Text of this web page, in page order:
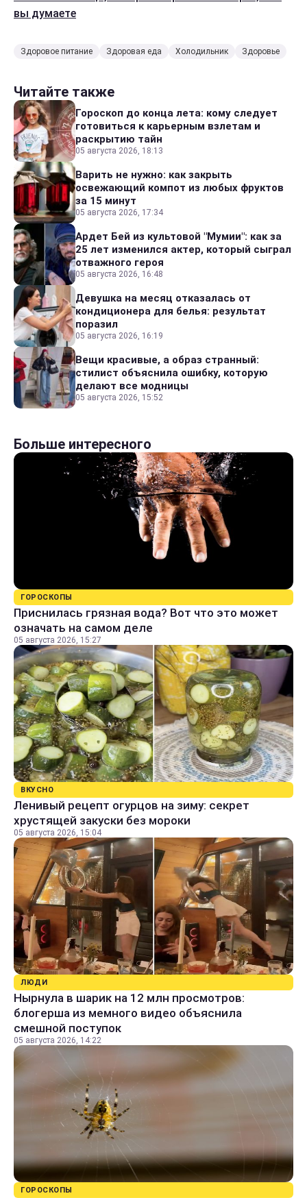
вы думаете
Здоровое питание Здоровая еда Холодильник Здоровье
Читайте также
Гороскоп до конца лета: кому следует
готовиться к карьерным взлетам и
раскрытию тайн
05 августа 2026, 18:13
Варить не нужно: как закрыть
освежающий компот из любых фруктов
за 15 минут
05 августа 2026, 17:34
Ардет Бей из культовой "Мумии": как за
25 лет изменился актер, который сыграл
отважного героя
05 августа 2026, 16:48
Девушка на месяц отказалась от
кондиционера для белья: результат
поразил
05 августа 2026, 16:19
Вещи красивые, а образ странный:
стилист объяснила ошибку, которую
делают все модницы
05 августа 2026, 15:52
Больше интересного
ГОРОСКОПЫ
Приснилась грязная вода? Вот что это может
означать на самом деле
05 августа 2026, 15:27
ВКУСНО
Ленивый рецепт огурцов на зиму: секрет
хрустящей закуски без мороки
05 августа 2026, 15:04
ЛЮДИ
Нырнула в шарик на 12 млн просмотров:
блогерша из мемного видео объяснила
смешной поступок
05 августа 2026, 14:22
ГОРОСКОПЫ